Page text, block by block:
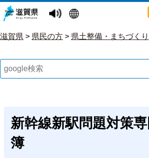
滋賀県 > 県民の方 > 県土整備・まちづくり
新幹線新駅問題対策
簿